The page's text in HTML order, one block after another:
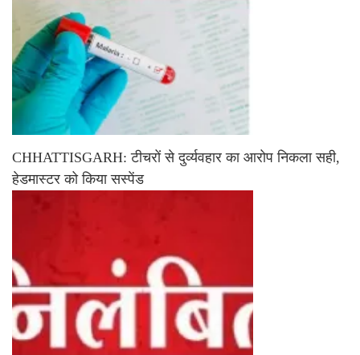
CHHATTISGARH: टीचरों से दुर्व्यवहार का आरोप निकला सही,
हेडमास्टर को किया सस्पेंड